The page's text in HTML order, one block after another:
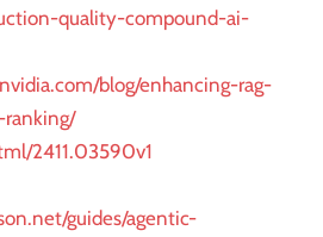
quality-compound-ai-
blog/enhancing-rag-
2411.03590v1
guides/agentic-